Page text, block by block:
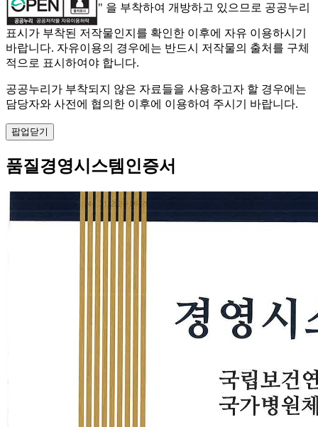
" 을 부착하여 개방하고 있으므로 공공누리
표시가 부착된 저작물인지를 확인한 이후에 자유 이용하시기
바랍니다. 자유이용의 경우에는 반드시 저작물의 출처를 구체
적으로 표시하여야 합니다.
공공누리가 부착되지 않은 자료들을 사용하고자 할 경우에는
담당자와 사전에 협의한 이후에 이용하여 주시기 바랍니다.
팝업닫기
품질경영시스템인증서